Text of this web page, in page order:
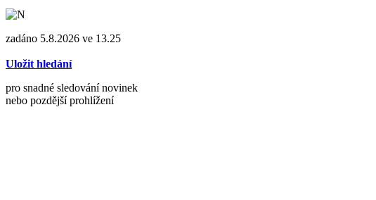
zadáno 5.8.2026 ve 13.25
Uložit hledání
pro snadné sledování novinek
nebo pozdější prohlížení